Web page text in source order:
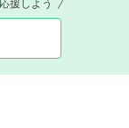
援しよう